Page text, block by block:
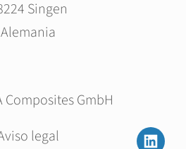
Singen
Alemania
Composites GmbH
legal